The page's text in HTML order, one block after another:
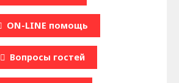
ON-LINE помощь
Вопроcы гостей